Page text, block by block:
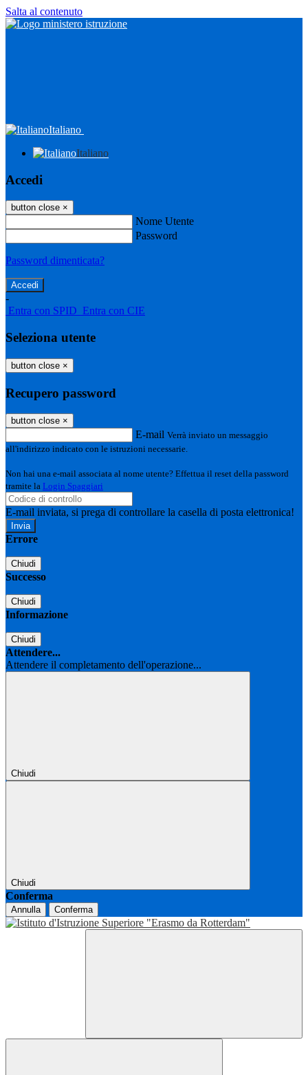
Salta al contenuto
Italiano
Italiano
Accedi
button close ×
Nome Utente
Password
Password dimenticata?
-
Entra con SPID Entra con CIE
Seleziona utente
button close ×
Recupero password
button close ×
E-mail Verrà inviato un messaggio
all'indirizzo indicato con le istruzioni necessarie.
Non hai una e-mail associata al nome utente? Effettua il reset della password
tramite la Login Spaggiari
E-mail inviata, si prega di controllare la casella di posta elettronica!
Errore
Chiudi
Successo
Chiudi
Informazione
Chiudi
Attendere...
Attendere il completamento dell'operazione...
Chiudi
Chiudi
Conferma
Annulla Conferma